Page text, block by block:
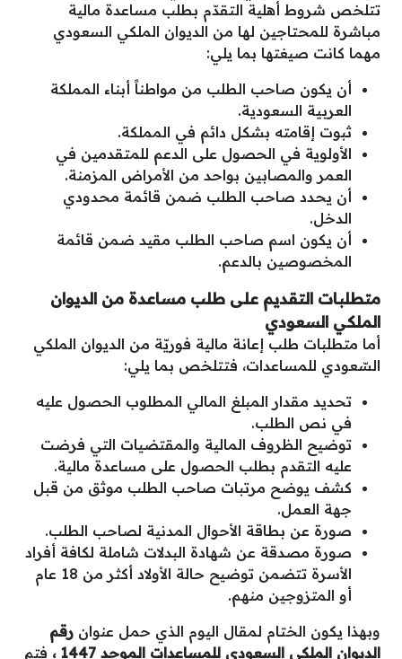
تتلخص شروط أهلية التقدّم بطلب مساعدة مالية
مباشرة للمحتاجين لها من الديوان الملكي السعودي
مهما كانت صيغتها بما يلي:
أن يكون صاحب الطلب من مواطناً أبناء المملكة
العربية السعودية.
ثبوت إقامته بشكل دائم في المملكة.
الأولوية في الحصول على الدعم للمتقدمين في
العمر والمصابين بواحد من الأمراض المزمنة.
أن يحدد صاحب الطلب ضمن قائمة محدودي
الدخل.
أن يكون اسم صاحب الطلب مقيد ضمن قائمة
المخصوصين بالدعم.
متطلبات التقديم على طلب مساعدة من الديوان
الملكي السعودي
أما متطلبات طلب إعانة مالية فوريّة من الديوان الملكي
السّعودي للمساعدات، فتتلخص بما يلي:
تحديد مقدار المبلغ المالي المطلوب الحصول عليه
في نص الطلب.
توضيح الظروف المالية والمقتضيات التي فرضت
عليه التقدم بطلب الحصول على مساعدة مالية.
كشف يوضح مرتبات صاحب الطلب موثق من قبل
جهة العمل.
صورة عن بطاقة الأحوال المدنية لصاحب الطلب.
صورة مصدقة عن شهادة البدلات شاملة لكافة أفراد
الأسرة تتضمن توضيح حالة الأولاد أكثر من 18 عام
أو المتزوجين منهم.
وبهذا يكون الختام لمقال اليوم الذي حمل عنوان رقم
الديوان الملكي السعودي للمساعدات الموحد 1447 ،
فتم